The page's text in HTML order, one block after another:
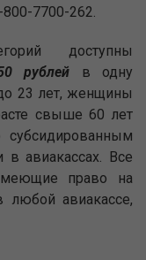
7700-262.
доступны
рублей в одну
23 лет, женщины
свыше 60 лет
субсидированным
авиакассах. Все
право на
любой авиакассе,